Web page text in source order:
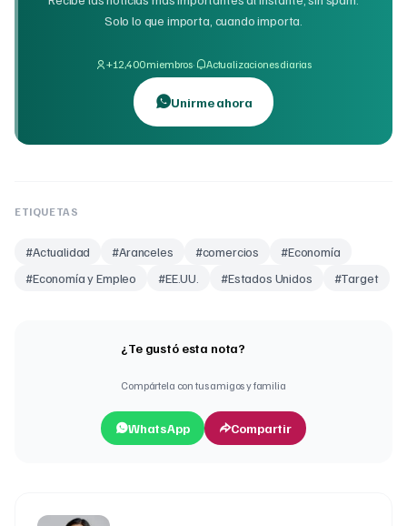
Solo lo que importa, cuando importa.
+12,400 miembros· Actualizaciones diarias
Unirme ahora
ETIQUETAS
#Actualidad #Aranceles #comercios #Economía
#Economía y Empleo #EE.UU. #Estados Unidos #Target
¿Te gustó esta nota?
Compártela con tus amigos y familia
WhatsApp Compartir